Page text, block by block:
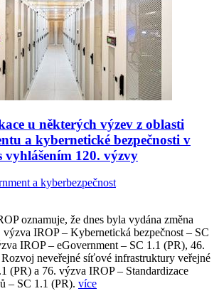
u některých výzev z oblasti
a kybernetické bezpečnosti v
vyhlášením 120. výzvy
a kyberbezpečnost
oznamuje, že dnes byla vydána změna
IROP – Kybernetická bezpečnost – SC
IROP – eGovernment – SC 1.1 (PR), 46.
neveřejné síťové infrastruktury veřejné
(PR) a 76. výzva IROP – Standardizace
– SC 1.1 (PR). více